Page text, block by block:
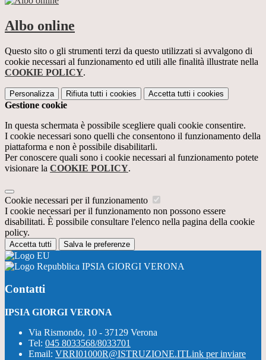
Albo online
Questo sito o gli strumenti terzi da questo utilizzati si avvalgono di
cookie necessari al funzionamento ed utili alle finalità illustrate nella
COOKIE POLICY.
Personalizza Rifiuta tutti i cookies Accetta tutti i cookies
Gestione cookie
In questa schermata è possibile scegliere quali cookie consentire.
I cookie necessari sono quelli che consentono il funzionamento della
piattaforma e non è possibile disabilitarli.
Per conoscere quali sono i cookie necessari al funzionamento potete
visionare la COOKIE POLICY.
Cookie necessari per il funzionamento
I cookie necessari per il funzionamento non possono essere
disabilitati. È possibile consultare l'elenco nella pagina della cookie
policy.
Accetta tutti Salva le preferenze
IPSIA GIORGI VERONA
Contatti
IPSIA GIORGI VERONA
Via Rismondo, 10 - 37129 Verona
Tel: 045 8033568/8033701
Email: VRRI01000R@ISTRUZIONE.ITLink per inviare